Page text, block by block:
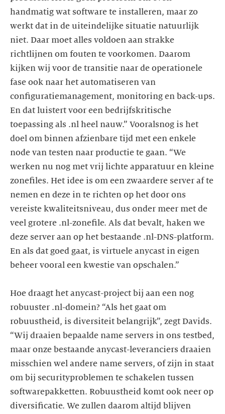
handmatig wat software te installeren, maar zo
werkt dat in de uiteindelijke situatie natuurlijk
niet. Daar moet alles voldoen aan strakke
richtlijnen om fouten te voorkomen. Daarom
kijken wij voor de transitie naar de operationele
fase ook naar het automatiseren van
configuratiemanagement, monitoring en back-ups.
En dat luistert voor een bedrijfskritische
toepassing als .nl heel nauw.” Vooralsnog is het
doel om binnen afzienbare tijd met een enkele
node van testen naar productie te gaan. “We
werken nu nog met vrij lichte apparatuur en kleine
zonefiles. Het idee is om een zwaardere server af te
nemen en deze in te richten op het door ons
vereiste kwaliteitsniveau, dus onder meer met de
veel grotere .nl-zonefile. Als dat bevalt, haken we
deze server aan op het bestaande .nl-DNS-platform.
En als dat goed gaat, is virtuele anycast in eigen
beheer vooral een kwestie van opschalen.”
Hoe draagt het anycast-project bij aan een nog
robuuster .nl-domein? “Als het gaat om
robuustheid, is diversiteit belangrijk”, zegt Davids.
“Wij draaien bepaalde name servers in ons testbed,
maar onze bestaande anycast-leveranciers draaien
misschien wel andere name servers, of zijn in staat
om bij securityproblemen te schakelen tussen
softwarepakketten. Robuustheid komt ook neer op
diversificatie. We zullen daarom altijd blijven